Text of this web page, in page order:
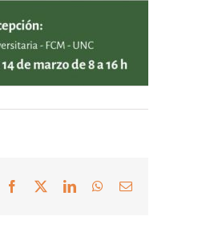
Facebook LinkedInWhatsApp
Correo